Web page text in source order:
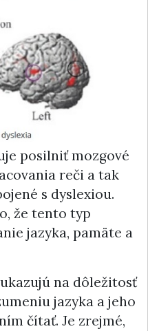
posilniť mozgové
reči a tak
s dyslexiou.
že tento typ
jazyka, pamäte a
na dôležitosť
jazyka a jeho
čítať. Je zrejmé,